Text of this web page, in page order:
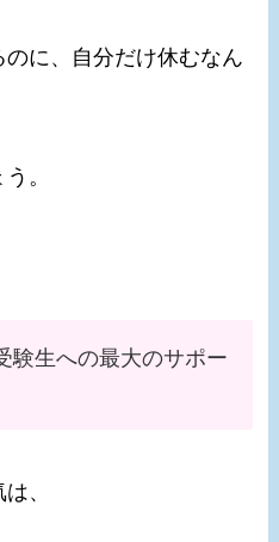
のに、自分だけ休むなん
。
験生への最大のサポー
、